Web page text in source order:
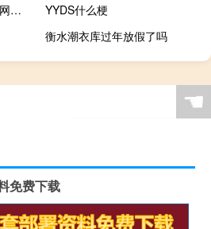
北京大学益智玩具俱乐部网站（北京大学生益智玩具俱乐部）
YYDS什么梗
衡水潮衣库过年放假了吗
☚
免费下载